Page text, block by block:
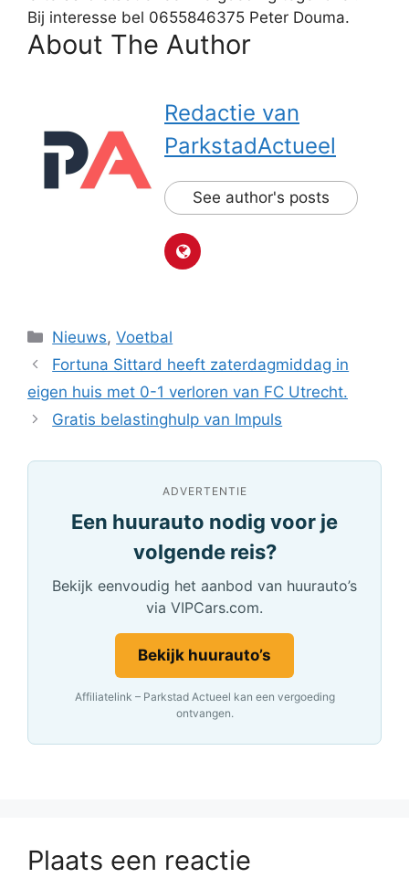
Bij interesse bel 0655846375 Peter Douma.
About The Author
Redactie van
ParkstadActueel
See author's posts
Categorieën
Nieuws,Voetbal
Fortuna Sittard heeft zaterdagmiddag in
eigen huis met 0-1 verloren van FC Utrecht.
Gratis belastinghulp van Impuls
ADVERTENTIE
Een huurauto nodig voor je
volgende reis?
Bekijk eenvoudig het aanbod van huurauto’s
via VIPCars.com.
Bekijk huurauto’s
Affiliatelink – Parkstad Actueel kan een vergoeding
ontvangen.
Plaats een reactie